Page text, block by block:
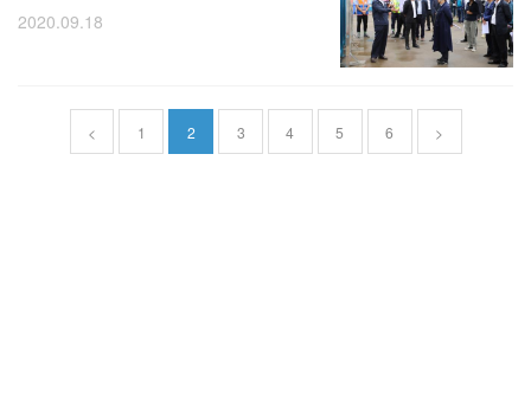
2020.09.18
< 1 2 3 4 5 6 >